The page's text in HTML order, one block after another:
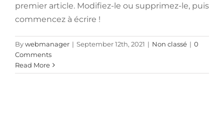
premier article. Modifiez-le ou supprimez-le, puis
commencez à écrire !
Bywebmanager | September 12th, 2021 | Non classé | 0
Comments
Read More